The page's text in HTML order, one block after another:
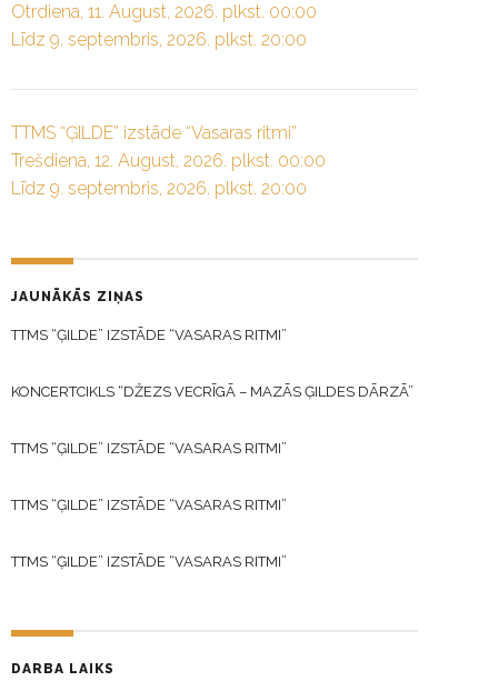
Otrdiena, 11. August, 2026. plkst. 00:00
Līdz 9. septembris, 2026. plkst. 20:00
TTMS “ĢILDE” izstāde “Vasaras ritmi”
Trešdiena, 12. August, 2026. plkst. 00:00
Līdz 9. septembris, 2026. plkst. 20:00
JAUNĀKĀS ZIŅAS
TTMS “ĢILDE” IZSTĀDE “VASARAS RITMI”
KONCERTCIKLS “DŽEZS VECRĪGĀ – MAZĀS ĢILDES DĀRZĀ”
TTMS “ĢILDE” IZSTĀDE “VASARAS RITMI”
TTMS “ĢILDE” IZSTĀDE “VASARAS RITMI”
TTMS “ĢILDE” IZSTĀDE “VASARAS RITMI”
DARBA LAIKS